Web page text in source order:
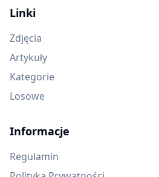
Linki
Zdjęcia
Artykuły
Kategorie
Losowe
Informacje
Regulamin